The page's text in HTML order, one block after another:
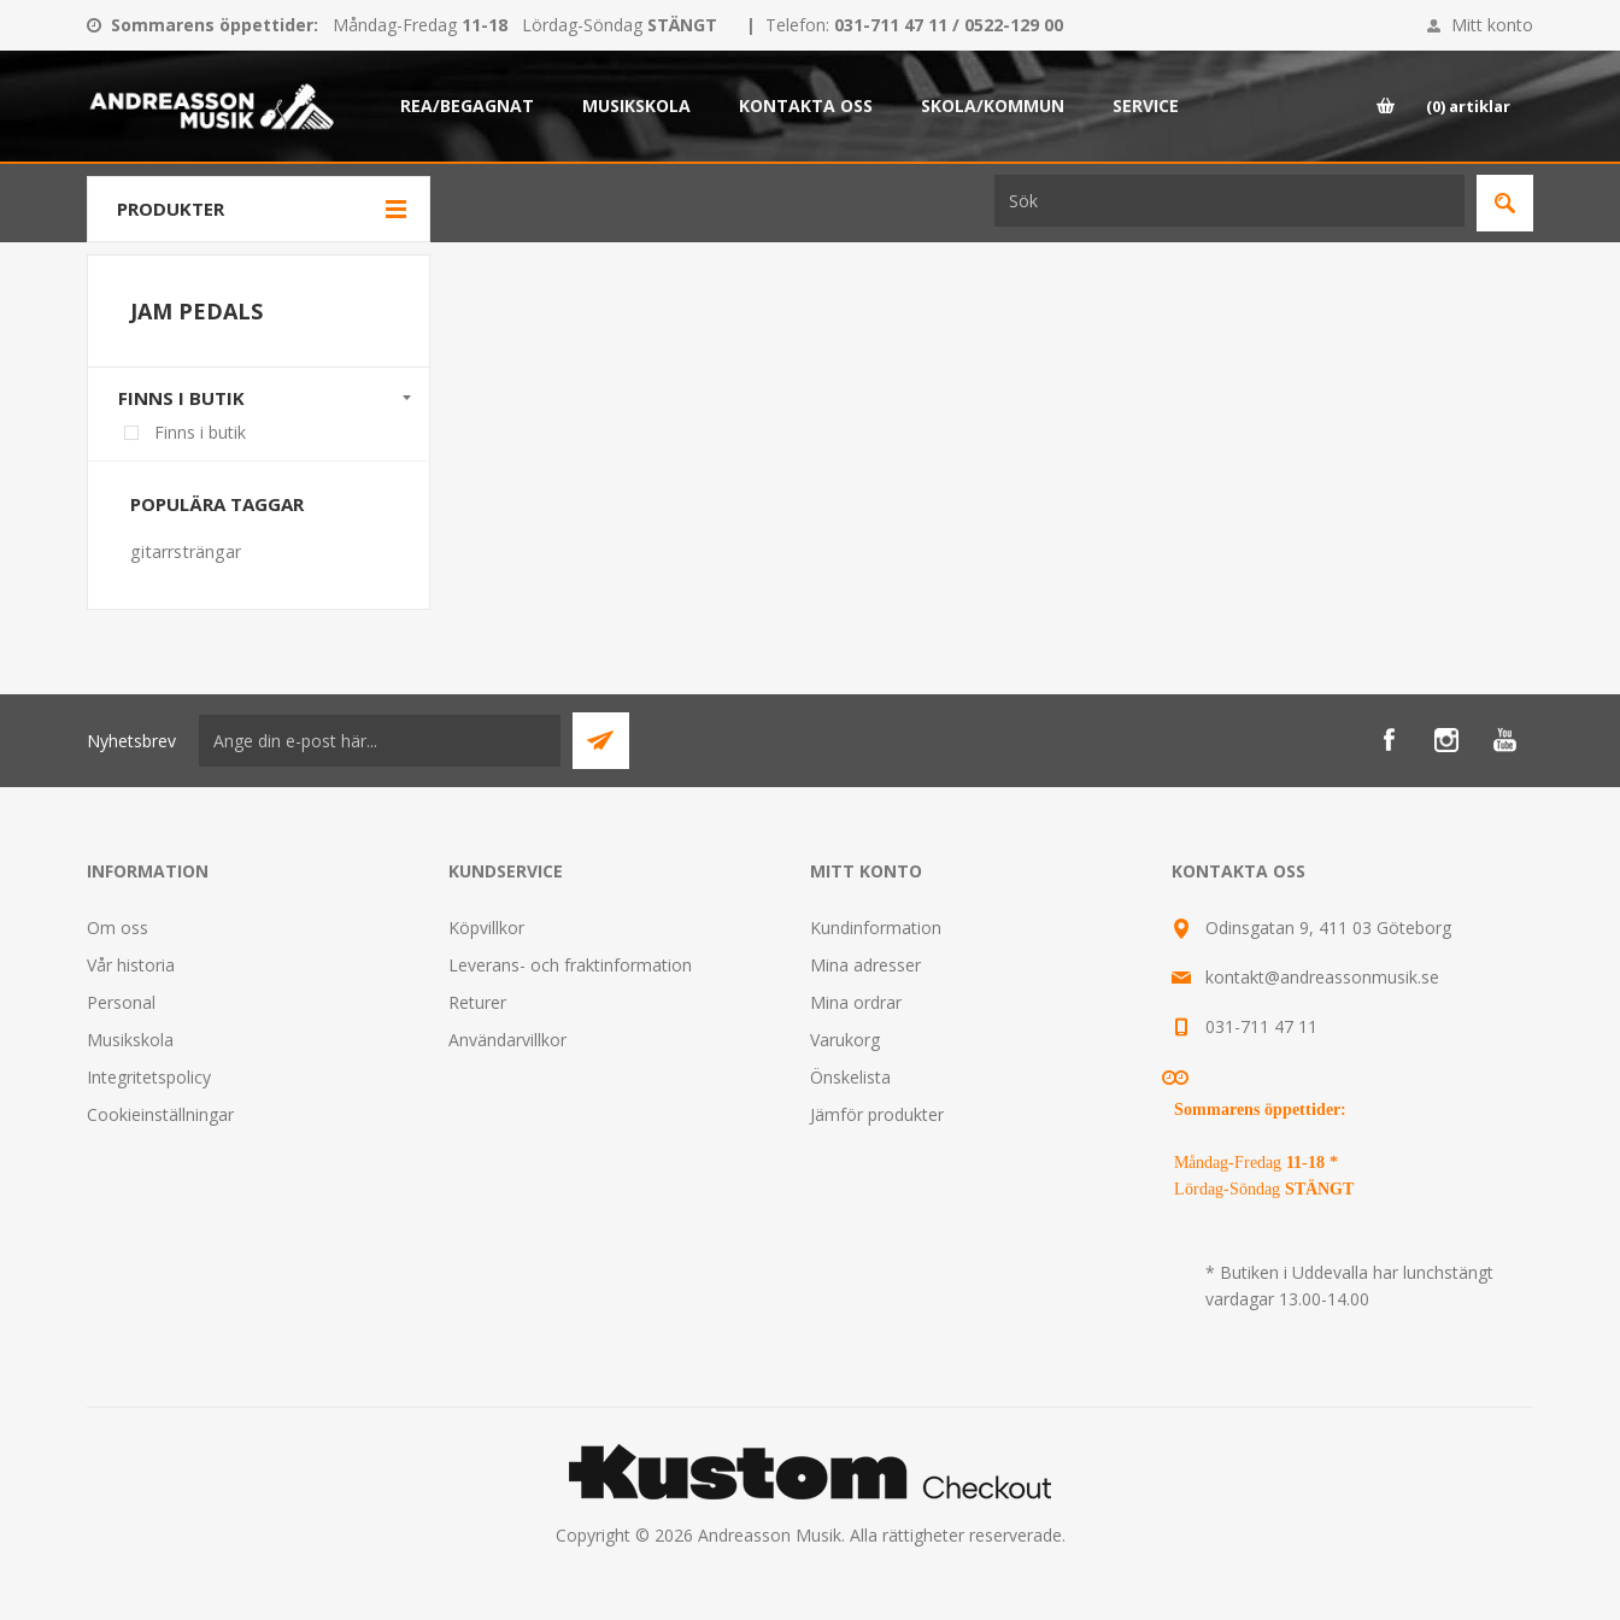
Sommarens öppettider: Måndag-Fredag 11-18 Lördag-Söndag STÄNGT | Telefon: 031-711 47 11 / 0522-129 00 Mitt konto
REA/BEGAGNAT MUSIKSKOLA KONTAKTA OSS SKOLA/KOMMUN SERVICE (0) artiklar
PRODUKTER
JAM PEDALS
FINNS I BUTIK
Finns i butik
POPULÄRA TAGGAR
gitarrsträngar
Nyhetsbrev
INFORMATION
Om oss
Vår historia
Personal
Musikskola
Integritetspolicy
Cookieinställningar
KUNDSERVICE
Köpvillkor
Leverans- och fraktinformation
Returer
Användarvillkor
MITT KONTO
Kundinformation
Mina adresser
Mina ordrar
Varukorg
Önskelista
Jämför produkter
KONTAKTA OSS
Odinsgatan 9, 411 03 Göteborg
kontakt@andreassonmusik.se
031-711 47 11
Sommarens öppettider:
Måndag-Fredag 11-18 *
Lördag-Söndag STÄNGT
* Butiken i Uddevalla har lunchstängt
vardagar 13.00-14.00
Copyright © 2026 Andreasson Musik. Alla rättigheter reserverade.